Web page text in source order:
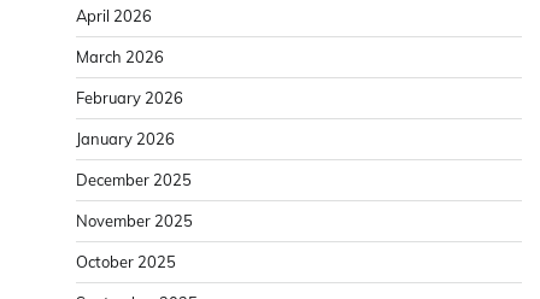
April 2026
March 2026
February 2026
January 2026
December 2025
November 2025
October 2025